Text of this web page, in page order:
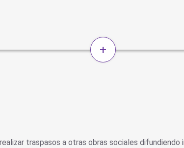
+
traspasos a otras obras sociales difundiendo